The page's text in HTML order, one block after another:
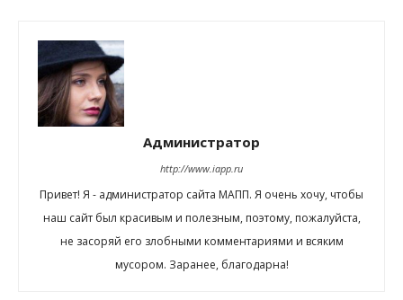
Администратор
http://www.iapp.ru
Привет! Я - администратор сайта МАПП. Я очень хочу, чтобы
наш сайт был красивым и полезным, поэтому, пожалуйста,
не засоряй его злобными комментариями и всяким
мусором. Заранее, благодарна!